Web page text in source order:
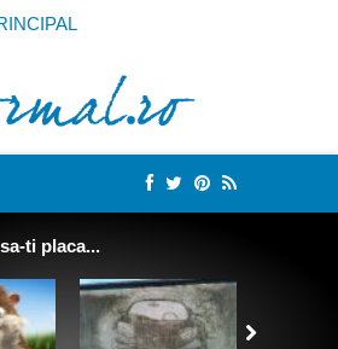
ti placa...